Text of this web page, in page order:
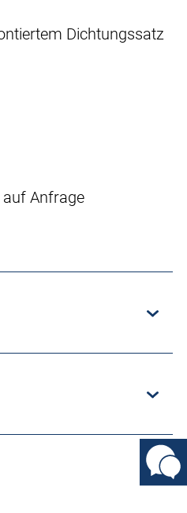
Dichtungssatz
Anfrage